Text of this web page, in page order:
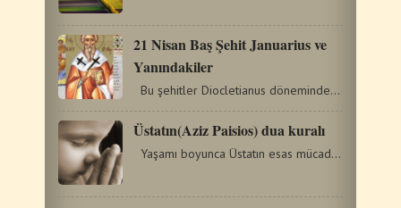
21 Nisan Baş Şehit Januarius ve
Yanındakiler
Bu şehitler Diocletianus dönemindeki zulüm sırasında…
Üstatın(Aziz Paisios) dua kuralı
Yaşamı boyunca Üstatın esas mücadelesi dua etmeyi…